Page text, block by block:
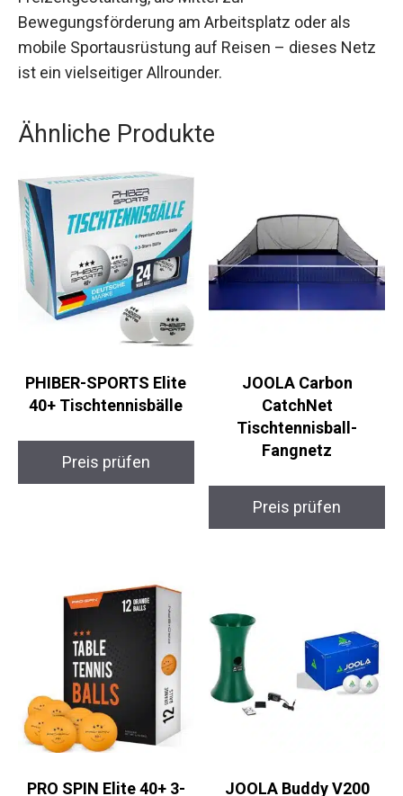
Bewegungsförderung am Arbeitsplatz oder als
mobile Sportausrüstung auf Reisen – dieses
Netz ist ein vielseitiger Allrounder.
Ähnliche Produkte
40+ Tischtennisbälle
Preis prüfen
CatchNet
Tischtennisball-
Fangnetz
Preis prüfen
Sterne
Tischtennis-Roboter &